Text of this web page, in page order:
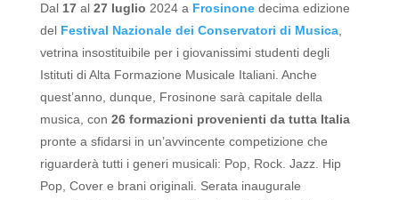
Dal 17al 27 luglio 2024 a Frosinonedecima edizione
del Festival Nazionale dei Conservatori di Musica,
vetrina insostituibile per i giovanissimi studenti degli
Istituti di Alta Formazione Musicale Italiani. Anche
quest’anno, dunque, Frosinone sarà capitale della
musica, con 26 formazioni provenienti da tutta Italia
pronte a sfidarsi in un’avvincente competizione che
riguarderà tutti i generi musicali: Pop, Rock. Jazz. Hip
Pop, Cover e brani originali. Serata inaugurale